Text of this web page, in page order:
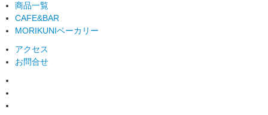
商品一覧
CAFE&BAR
MORIKUNIベーカリー
アクセス
お問合せ